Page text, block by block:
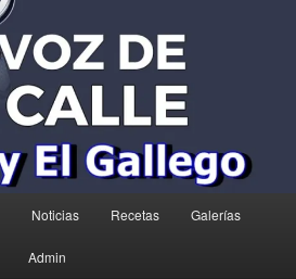
Noticias Recetas Galerías
Admin